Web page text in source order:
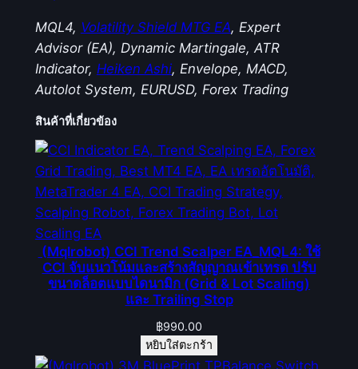
MQL4, Volatility Shield MTG EA, Expert
Advisor (EA), Dynamic Martingale, ATR
Indicator, Heiken Ashi, Envelope, MACD,
Autolot System, EURUSD, Forex Trading
สินค้าที่เกี่ยวข้อง
(Mqlrobot) CCI Trend Scalper EA_MQL4: ใช้
CCI จับแนวโน้มและสร้างสัญญาณเข้าเทรด ปรับ
ขนาดล็อตแบบไดนามิก (Grid & Lot Scaling)
และ Trailing Stop
฿990.00
หยิบใส่ตะกร้า